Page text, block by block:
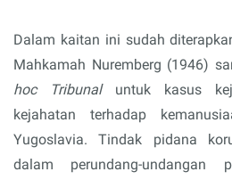
Dalam kaitan ini sudah
Mahkamah Nuremberg (1946)
hoc Tribunal untuk kasus
kejahatan terhadap
Yugoslavia. Tindak pidana
dalam perundang-undangan